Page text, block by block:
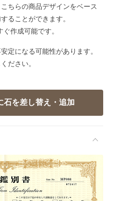
ちらの商品デザインをベース
ることができます。
作成可能です。
定になる可能性があります。
ださい。